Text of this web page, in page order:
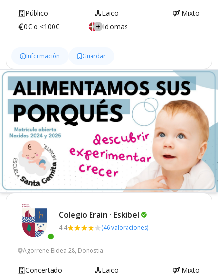
Público Laico
Mixto
0€ o <100€
Idiomas
Información Guardar
Colegio Erain · Eskibel
4.4 (46 valoraciones)
Agorrene Bidea 28, Donostia
Concertado Laico
Mixto